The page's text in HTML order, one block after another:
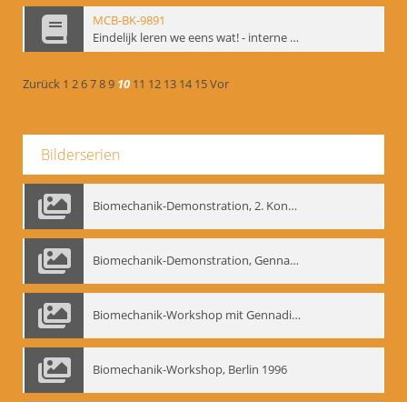
MCB-BK-9891
Eindelijk leren we eens wat! - interne Signatur: BM-prt-86
Zurück 1 26789 10 11 12 13 14 15Vor
Bilderserien
Biomechanik-Demonstration, 2. Kongress der EMF, Mai 1995
Biomechanik-Demonstration, Gennadij Bogdanow im Berliner Ensemble, 04.10.1991
Biomechanik-Workshop mit Gennadij Nikolajewitsch Bogdanow im Mime Centrum Berlin, 1991
Biomechanik-Workshop, Berlin 1996